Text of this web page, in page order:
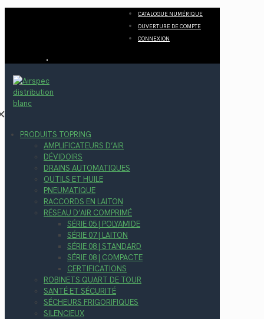
CATALOGUE NUMÉRIQUE
OUVERTURE DE COMPTE
CONNEXION
PRODUITS TOPRING
AMPLIFICATEURS D’AIR
DÉVIDOIRS
DRAINS AUTOMATIQUES
OUTILS ET HUILE
PNEUMATIQUE
RACCORDS EN LAITON
RÉSEAU D’AIR COMPRIMÉ
SÉRIE 05 | POLYAMIDE
SÉRIE 07 | LAITON
SÉRIE 08 | STANDARD
SÉRIE 08 | COMPACTE
CERTIFICATIONS
ROBINETS QUART DE TOUR
SANTÉ ET SÉCURITÉ
SÉCHEURS FRIGORIFIQUES
SILENCIEUX